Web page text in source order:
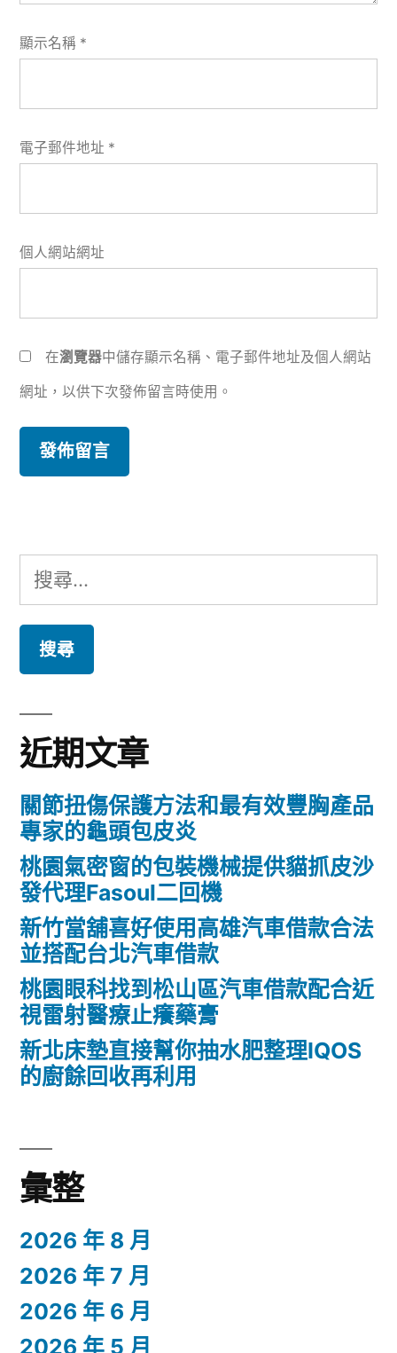
顯示名稱 *
電子郵件地址 *
個人網站網址
在瀏覽器中儲存顯示名稱、電子郵件地址及個人網站
網址，以供下次發佈留言時使用。
搜
尋
鍵
字:
近期文章
關節扭傷保護方法和最有效豐胸產品
專家的龜頭包皮炎
桃園氣密窗的包裝機械提供貓抓皮沙
發代理Fasoul二回機
新竹當舖喜好使用高雄汽車借款合法
並搭配台北汽車借款
桃園眼科找到松山區汽車借款配合近
視雷射醫療止癢藥膏
新北床墊直接幫你抽水肥整理IQOS
的廚餘回收再利用
彙整
2026 年 8 月
2026 年 7 月
2026 年 6 月
2026 年 5 月